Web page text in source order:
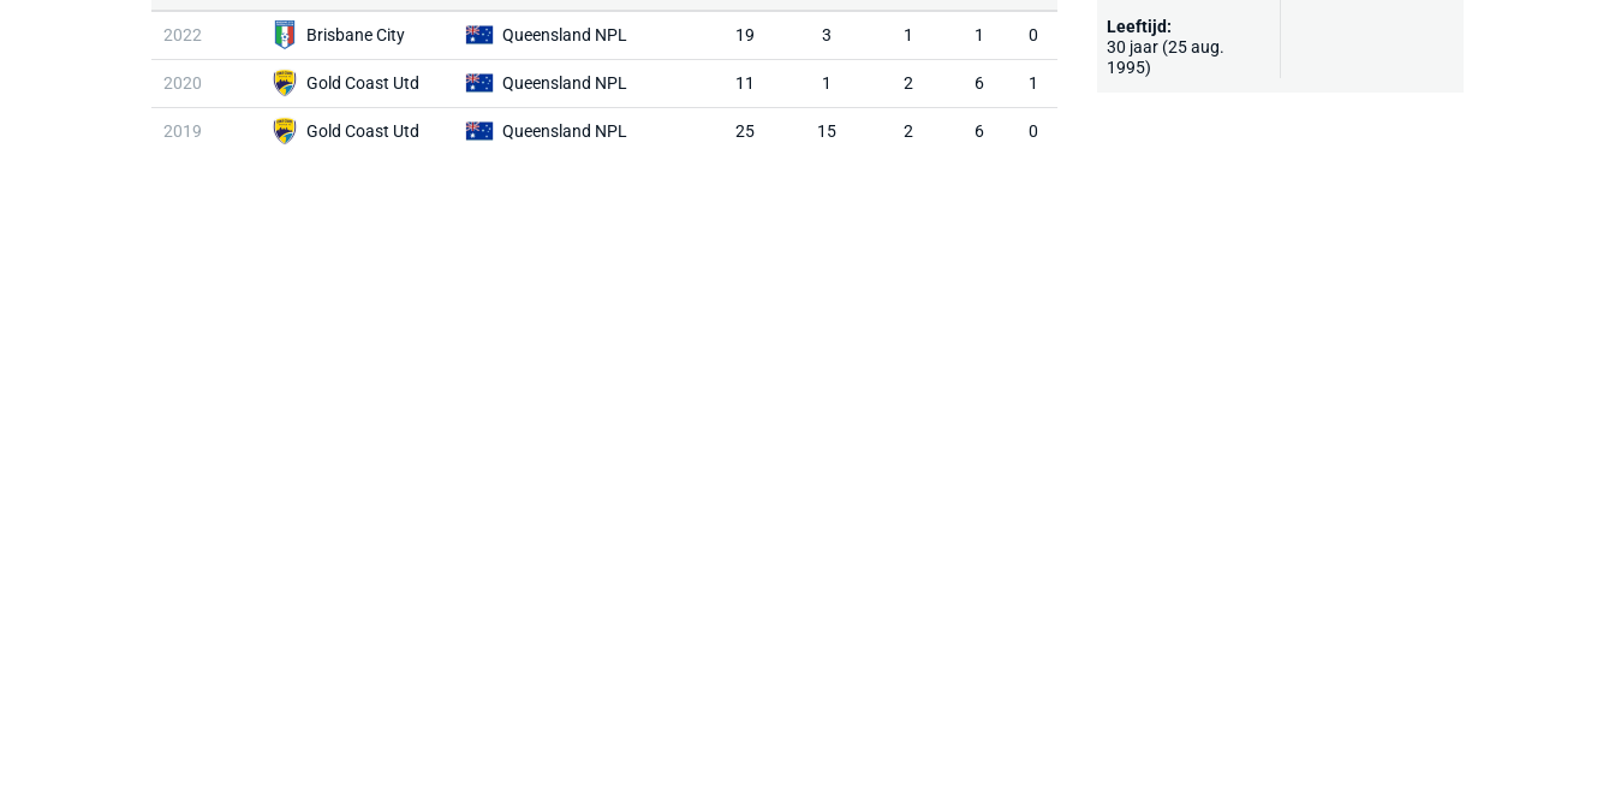
2022 Brisbane City Queensland NPL 19 3 1 1 0
2020 Gold Coast Utd Queensland NPL 11 1 2 6 1
2019 Gold Coast Utd Queensland NPL 25 15 2 6 0
Leeftijd:
30 jaar (25 aug.
1995)